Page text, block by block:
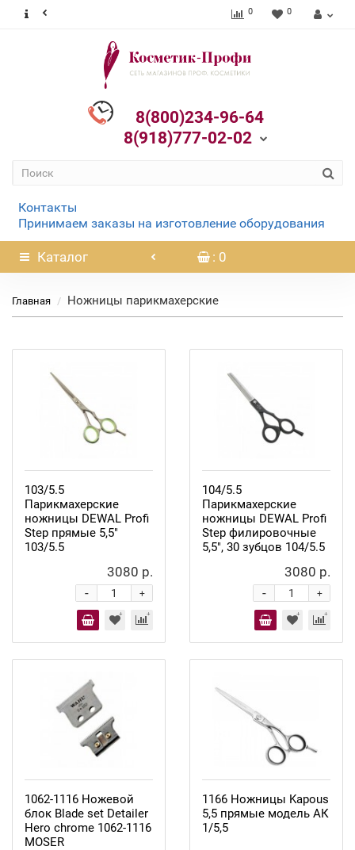
0 0
8(800)234-96-64
8(918)777-02-02
Контакты
Принимаем заказы на изготовление оборудования
Каталог : 0
Главная Ножницы парикмахерские
103/5.5
Парикмахерские
ножницы DEWAL Profi
Step прямые 5,5"
103/5.5
3080 р.
+
-
104/5.5
Парикмахерские
ножницы DEWAL Profi
Step филировочные
5,5", 30 зубцов 104/5.5
3080 р.
+
-
1062-1116 Ножевой
блок Blade set Detailer
Hero chrome 1062-1116
MOSER
1166 Ножницы Kapous
5,5 прямые модель АК
1/5,5